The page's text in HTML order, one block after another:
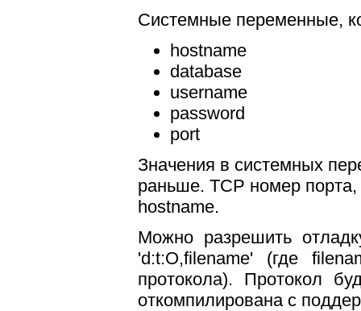
Системные переменные,
hostname
database
username
password
port
Значения в системных
раньше. TCP номер
hostname.
Можно разрешить
'd:t:O,filename' (где
протокола). Протокол
откомпилирована с